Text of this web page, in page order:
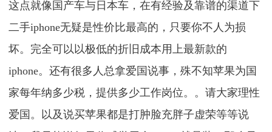
这点就像国产车与日本车，在有经验及靠谱的渠道下
二手iphone无疑是性价比最高的，只要你不人为损
坏。完全可以以极低的折旧成本用上最新款的
iphone。还有很多人总拿爱国说事，殊不知苹果为国
家每年纳多少税，提供多少工作岗位。。请大家理性
爱国。以及说买苹果都是打肿脸充胖子虚荣等等说